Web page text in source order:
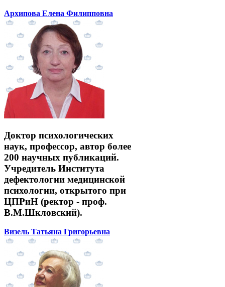
Архипова Елена Филипповна
Доктор психологических
наук, профессор, автор более
200 научных публикаций.
Учредитель Института
дефектологии медицинской
психологии, открытого при
ЦПРиН (ректор - проф.
В.М.Шкловский).
Визель Татьяна Григорьевна